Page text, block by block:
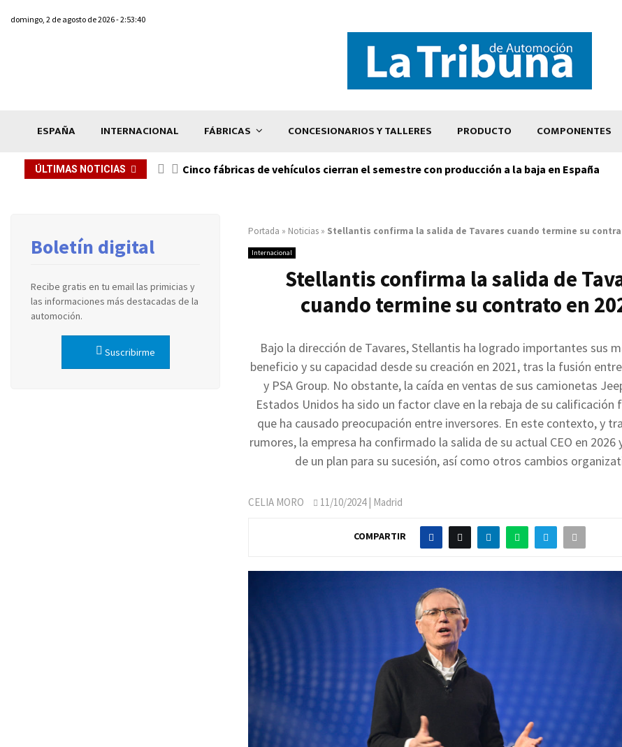
domingo, 2 de agosto de 2026 - 2:53:40
ESPAÑA INTERNACIONAL FÁBRICAS CONCESIONARIOS Y TALLERES PRODUCTO COMPONENTES
ÚLTIMAS NOTICIAS Cinco fábricas de vehículos cierran el semestre con producción a la baja en España
Portada » Noticias » Stellantis confirma la salida de Tavares cuando termine su
Internacional
Stellantis confirma la salida de
cuando termine su contrato en
Bajo la dirección de Tavares, Stellantis ha logrado importantes sus
beneficio y su capacidad desde su creación en 2021, tras la fusión
y PSA Group. No obstante, la caída en ventas de sus camionetas
Estados Unidos ha sido un factor clave en la rebaja de su calificación
que ha causado preocupación entre inversores. En este contexto, y
rumores, la empresa ha confirmado la salida de su actual CEO en 2026
de un plan para su sucesión, así como otros cambios
CELIA MORO 11/10/2024| Madrid
COMPARTIR
Boletín digital
Recibe gratis en tu email las primicias y
las informaciones más destacadas de la
automoción.
Suscribirme